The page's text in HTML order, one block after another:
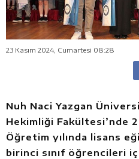
23 Kasım 2024, Cumartesi 08:28
Nuh Naci Yazgan
Hekimliği Fakültesi’nde
Öğretim yılında lisans
birinci sınıf öğrencileri